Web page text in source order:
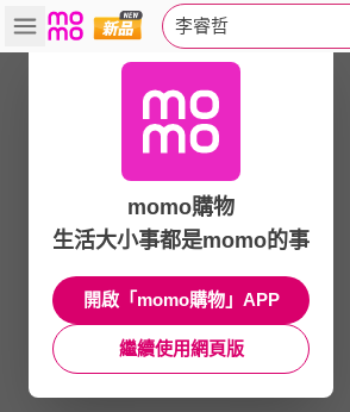
李睿哲
momo購物
生活大小事都是momo的事
開啟「momo購物」APP
繼續使用網頁版